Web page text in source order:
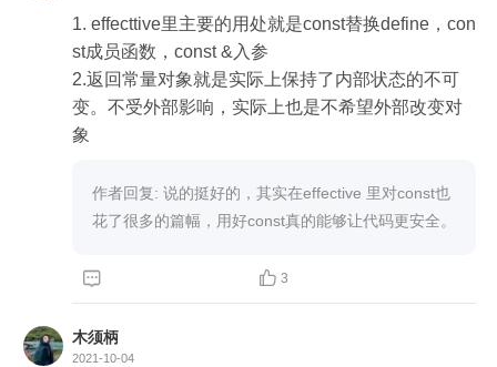
1. effecttive里主要的用处就是const替换define，con
st成员函数，const &入参
2.返回常量对象就是实际上保持了内部状态的不可
变。不受外部影响，实际上也是不希望外部改变对
象
作者回复: 说的挺好的，其实在effective 里对const也
花了很多的篇幅，用好const真的能够让代码更安全。
  3
木须柄
2021-10-04